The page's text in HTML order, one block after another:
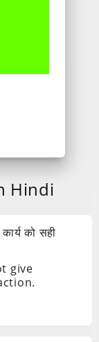
Hindi
को सही
give